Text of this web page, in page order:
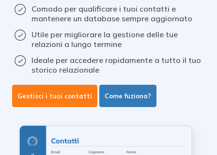
Comodo per qualificare i tuoi contatti e
mantenere un database sempre aggiornato
Utile per migliorare la gestione delle tue
relazioni a lungo termine
Ideale per accedere rapidamente a tutto il tuo
storico relazionale
Gestisci i tuoi contatti Come fuziona?